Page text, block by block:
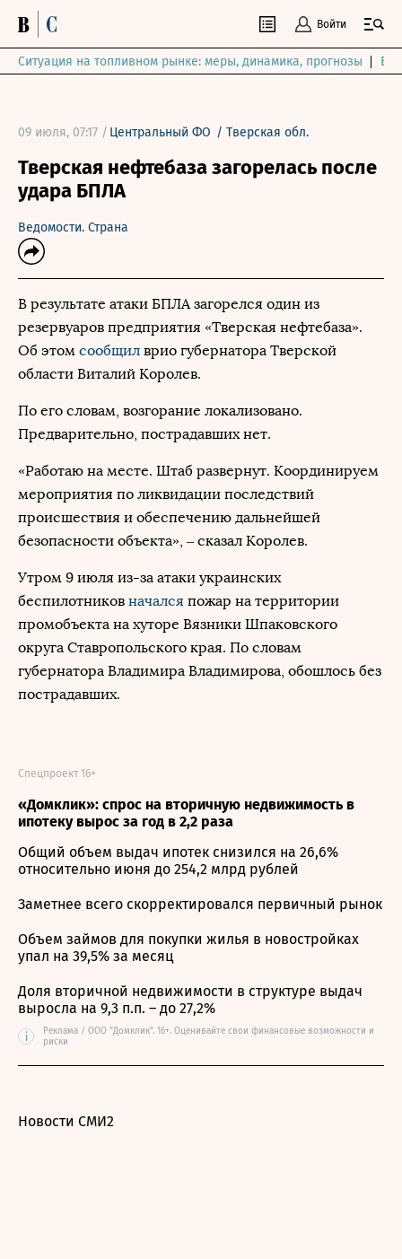
Войти
Ситуация на топливном рынке: меры, динамика, прогнозы
09 июля, 07:17 / Центральный ФО / Тверская обл.
Тверская нефтебаза загорелась после
удара БПЛА
Ведомости. Страна
В результате атаки БПЛА загорелся один из
резервуаров предприятия «Тверская нефтебаза».
Об этом сообщил врио губернатора Тверской
области Виталий Королев.
По его словам, возгорание локализовано.
Предварительно, пострадавших нет.
«Работаю на месте. Штаб развернут. Координируем
мероприятия по ликвидации последствий
происшествия и обеспечению дальнейшей
безопасности объекта», – сказал Королев.
Утром 9 июля из-за атаки украинских
беспилотников начался пожар на территории
промобъекта на хуторе Вязники Шпаковского
округа Ставропольского края. По словам
губернатора Владимира Владимирова, обошлось без
пострадавших.
«Домклик»: спрос на вторичную недвижимость в
ипотеку вырос за год в 2,2 раза
Спецпроект 16+
Общий объем выдач ипотек снизился на 26,6%
относительно июня до 254,2 млрд рублей
Заметнее всего скорректировался первичный рынок
Объем займов для покупки жилья в новостройках
упал на 39,5% за месяц
Доля вторичной недвижимости в структуре выдач
выросла на 9,3 п.п. – до 27,2%
i
Реклама / ООО "Домклик". 16+. Оценивайте свои финансовые возможности и
риски
Новости СМИ2